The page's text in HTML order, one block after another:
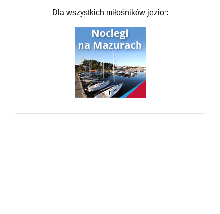
Dla wszystkich miłośników jezior: